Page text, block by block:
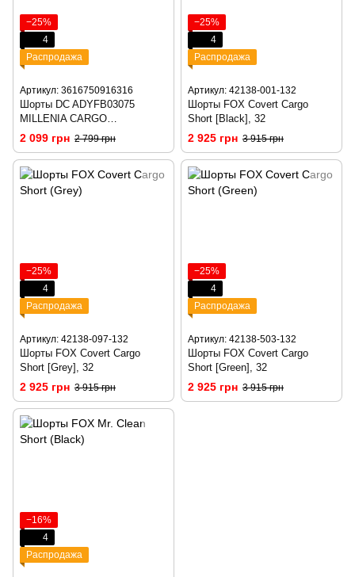
−25%
4
Распродажа
Артикул: 3616750916316
Шорты DC ADYFB03075
MILLENIA CARGO
SHORT(KNFH) S
2 099 грн 2 799 грн
−25%
4
Распродажа
Артикул: 42138-001-132
Шорты FOX Covert Cargo
Short [Black], 32
2 925 грн 3 915 грн
−25%
4
Распродажа
Артикул: 42138-097-132
Шорты FOX Covert Cargo
Short [Grey], 32
2 925 грн 3 915 грн
−25%
4
Распродажа
Артикул: 42138-503-132
Шорты FOX Covert Cargo
Short [Green], 32
2 925 грн 3 915 грн
−16%
4
Распродажа